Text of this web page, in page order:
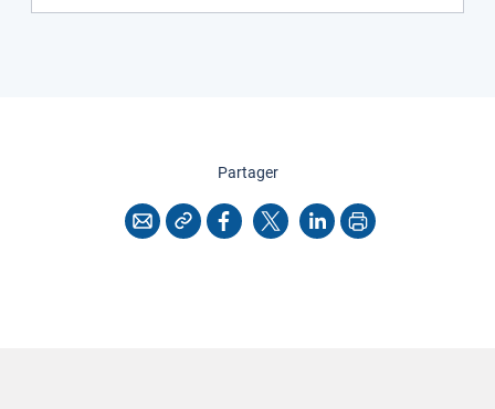
Partagercette page
CourrielCopier l'adresse
Facebook
X LinkedInImprimer